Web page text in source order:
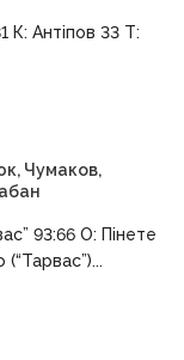
К: Антіпов 33 Т:
Чумаков,
93:66 О: Пінете